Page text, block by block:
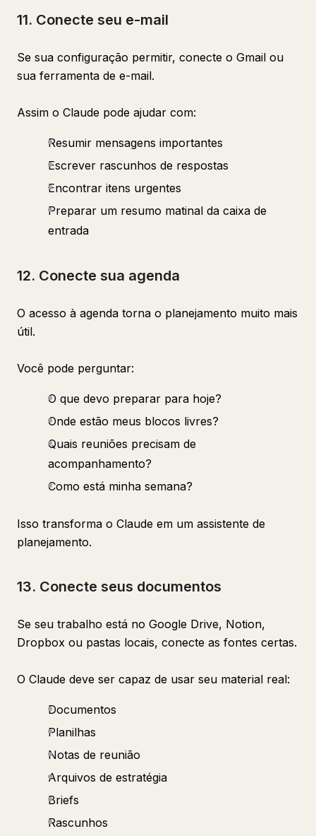
11. Conecte seu e-mail
Se sua configuração permitir, conecte o Gmail ou
sua ferramenta de e-mail.
Assim o Claude pode ajudar com:
Resumir mensagens importantes
Escrever rascunhos de respostas
Encontrar itens urgentes
Preparar um resumo matinal da caixa de
entrada
12. Conecte sua agenda
O acesso à agenda torna o planejamento muito mais
útil.
Você pode perguntar:
O que devo preparar para hoje?
Onde estão meus blocos livres?
Quais reuniões precisam de
acompanhamento?
Como está minha semana?
Isso transforma o Claude em um assistente de
planejamento.
13. Conecte seus documentos
Se seu trabalho está no Google Drive, Notion,
Dropbox ou pastas locais, conecte as fontes certas.
O Claude deve ser capaz de usar seu material real:
Documentos
Planilhas
Notas de reunião
Arquivos de estratégia
Briefs
Rascunhos